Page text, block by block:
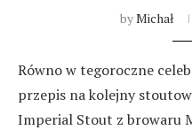
byMichał
Równo w tegoroczne
przepis na kolejny
Imperial Stout z browaru